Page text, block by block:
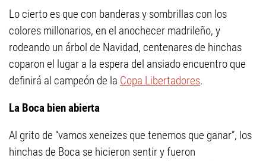
Lo cierto es que con banderas y sombrillas con los
colores millonarios, en el anochecer madrileño, y
rodeando un árbol de Navidad, centenares de hinchas
coparon el lugar a la espera del ansiado encuentro que
definirá al campeón de la Copa Libertadores.
La Boca bien abierta
Al grito de “vamos xeneizes que tenemos que ganar”, los
hinchas de Boca se hicieron sentir y fueron